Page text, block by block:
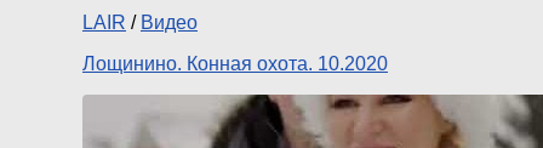
LAIR / Видео
Лощинино. Конная охота. 10.2020